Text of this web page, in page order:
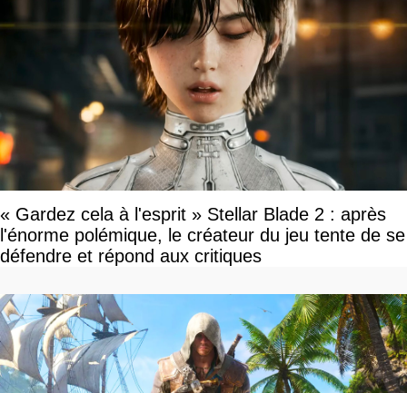
« Gardez cela à l'esprit » Stellar Blade 2 : après
l'énorme polémique, le créateur du jeu tente de se
défendre et répond aux critiques